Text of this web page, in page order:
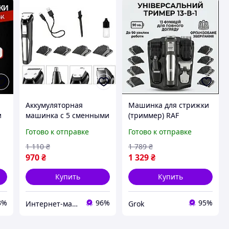
Аккумуляторная
машинка с 5 сменными
насадками для стрижки
RAF R.4020 Доставка по
Украине
Готово к отправке
970 ₴
1 110 ₴
Купить
Интернет-магазин "Little Sam" 96%
Машинка для стрижки
(триммер) RAF
13 в 1 Аккумуляторная
Черная
Готово к отправке
1 329₴
1 789 ₴
Купить
Grok 95%